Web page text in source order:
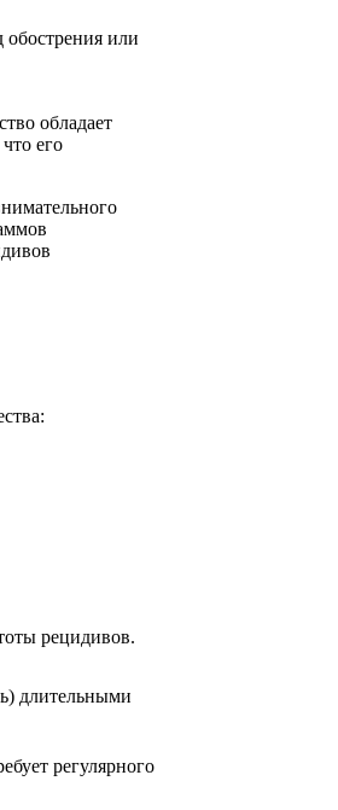
или
обладает
его
рецидивов.
длительными
регулярного